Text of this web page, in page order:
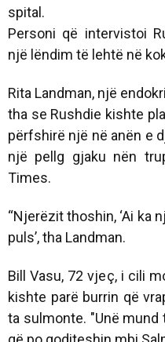
spital.
Personi që intervistoi
një lëndim të lehtë në
Rita Landman, një
tha se Rushdie kishte
përfshirë një në anën e
një pellg gjaku nën
Times.
“Njerëzit thoshin, ‘Ai ka
puls’, tha Landman.
Bill Vasu, 72 vjeç, i cili
kishte parë burrin që
ta sulmonte. "Unë